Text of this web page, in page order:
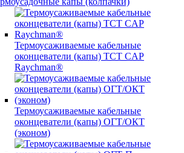
Термоусаживаемые кабельные
оконцеватели (капы) ТCT CAP
Raychman®
Термоусаживаемые кабельные
оконцеватели (капы) ОГТ/ОКТ
(эконом)